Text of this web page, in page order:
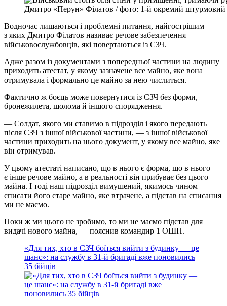
Дмитро «Перун» Філатов / фото: 1-й окремий штурмовий
Водночас лишаються і проблемні питання, найгострішим
з яких Дмитро Філатов називає речове забезпечення
військовослужбовців, які повертаються із СЗЧ.
Адже разом із документами з попередньої частини на людину
приходить атестат, у якому зазначене все майно, яке вона
отримувала і формально це майно за нею числиться.
Фактично ж боєць може повернутися із СЗЧ без форми,
бронежилета, шолома й іншого спорядження.
— Солдат, якого ми ставимо в підрозділ і якого передають
після СЗЧ з іншої військової частини, — з іншої військової
частини приходить на нього документ, у якому все майно, яке
він отримував.
У цьому атестаті написано, що в нього є форма, що в нього
є інше речове майно, а в реальності він прибуває без цього
майна. І тоді наш підрозділ вимушений, якимось чином
списати його старе майно, яке втрачене, а підстав на списання
ми не маємо.
Поки ж ми цього не зробимо, то ми не маємо підстав для
видачі нового майна, — пояснив командир 1 ОШП.
«Для тих, хто в СЗЧ боїться вийти з будинку — це
шанс»: на службу в 31-й бригаді вже поновились
35 бійців